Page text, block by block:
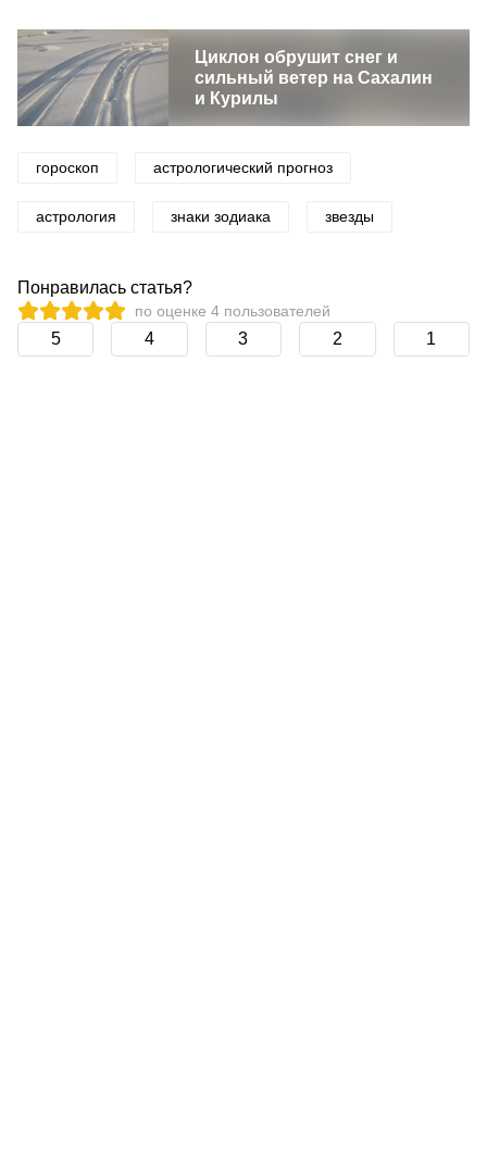
Циклон обрушит снег и
сильный ветер на Сахалин
и Курилы
гороскоп астрологический прогноз
астрология знаки зодиака звезды
Понравилась статья?
по оценке 4 пользователей
5 4 3 2 1